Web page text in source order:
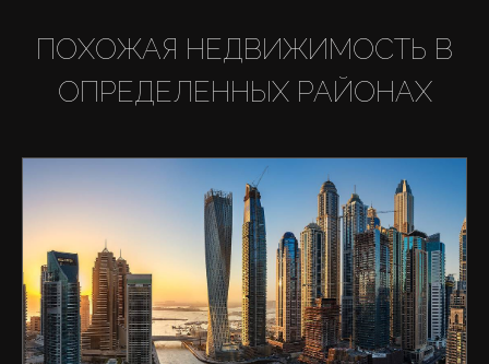
ПОХОЖАЯ НЕДВИЖИМОСТЬ В
ОПРЕДЕЛЕННЫХ РАЙОНАХ